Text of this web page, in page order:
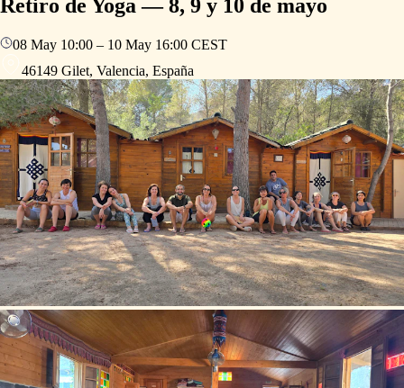
Retiro de Yoga — 8, 9 y 10 de mayo
08 May 10:00 – 10 May 16:00 CEST
46149 Gilet, Valencia, España